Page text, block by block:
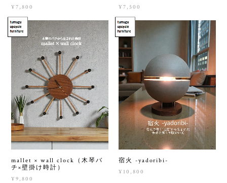
¥7,800 ¥7,500
mallet × wall clock（木琴バ
チ×壁掛け時計）
¥9,800
宿火 -yadoribi-
¥10,800